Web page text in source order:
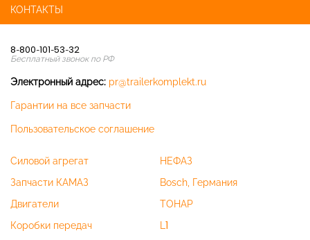
КОНТАКТЫ
8-800-101-53-32
Бесплатный звонок по РФ
Электронный адрес: pr@trailerkomplekt.ru
Гарантии на все запчасти
Пользовательское соглашение
Силовой агрегат
Запчасти КАМАЗ
Двигатели
Коробки передач
НЕФАЗ
Bosch, Германия
ТОНАР
L1